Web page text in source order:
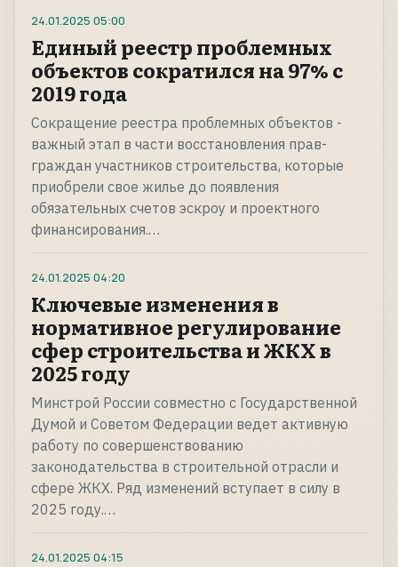
24.01.2025 05:00
Единый реестр проблемных
объектов сократился на 97% с
2019 года
Сокращение реестра проблемных объектов -
важный этап в части восстановления прав-
граждан участников строительства, которые
приобрели свое жилье до появления
обязательных счетов эскроу и проектного
финансирования.…
24.01.2025 04:20
Ключевые изменения в
нормативное регулирование
сфер строительства и ЖКХ в
2025 году
Минстрой России совместно с Государственной
Думой и Советом Федерации ведет активную
работу по совершенствованию
законодательства в строительной отрасли и
сфере ЖКХ. Ряд изменений вступает в силу в
2025 году.…
24.01.2025 04:15